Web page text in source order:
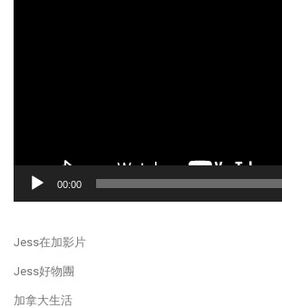
00:00
Jess在加影片
Jess好物團
加拿大生活